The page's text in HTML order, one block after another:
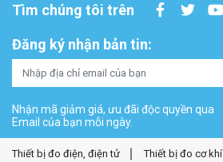
Tìm chúng tôi trên
Đăng ký nhận bản tin:
Nhận mã giảm giá, ưu đãi độc quyền qua
Email của bạn mỗi ngày.
Thiết bị đo điện, điện tử
Thiết bị đo cơ khí